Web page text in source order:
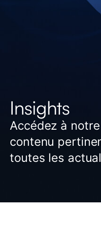
Insights
Accédez à
contenu
toutes les